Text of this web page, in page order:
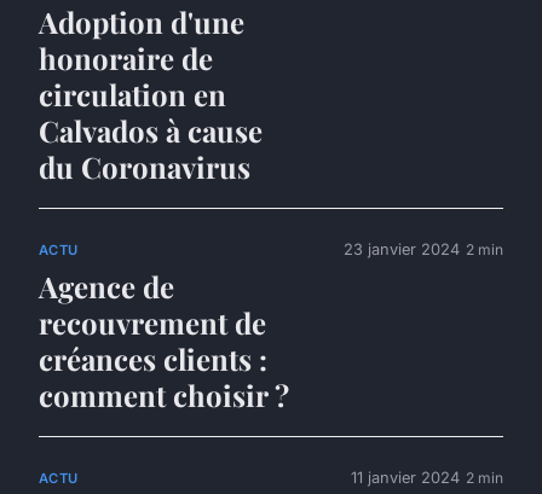
Adoption d'une
honoraire de
circulation en
Calvados à cause
du Coronavirus
ACTU
Agence de
recouvrement de
créances clients :
comment choisir ?
23 janvier 2024 2 min
ACTU 11 janvier 2024 2 min